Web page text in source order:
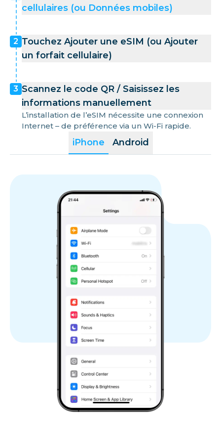
iPhone Android
cellulaires (ou Données mobiles)
2 Touchez Ajouter une eSIM (ou Ajouter
un forfait cellulaire)
3 Scannez le code QR / Saisissez les
informations manuellement
L’installation de l’eSIM nécessite une connexion
Internet – de préférence via un Wi-Fi rapide.